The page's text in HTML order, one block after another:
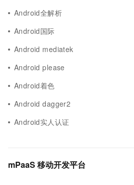
Android全解析
Android国际
Android mediatek
Android please
Android着色
Android dagger2
Android实人认证
mPaaS 移动开发平台